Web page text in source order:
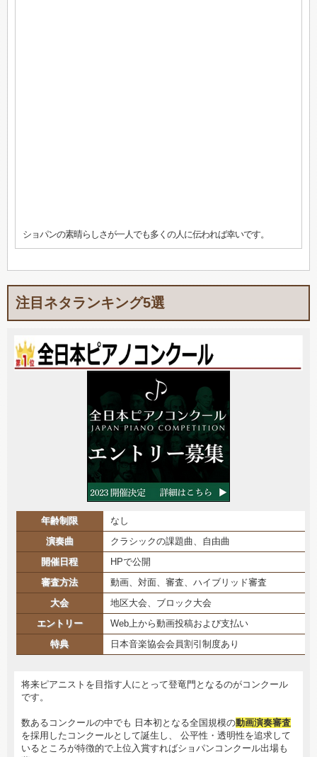
ショパンの素晴らしさが一人でも多くの人に伝われば幸いです。
注目ネタランキング5選
年齢制限
なし
演奏曲
クラシックの課題曲、自由曲
開催日程
HPで公開
審査方法
動画、対面、審査、ハイブリッド審査
大会
地区大会、ブロック大会
エントリー
Web上から動画投稿および支払い
特典
日本音楽協会会員割引制度あり
将来ピアニストを目指す人にとって登竜門となるのがコンクール
です。
数あるコンクールの中でも 日本初となる全国規模の動画演奏審査
を採用したコンクールとして誕生し、 公平性・透明性を追求して
いるところが特徴的で上位入賞すればショパンコンクール出場も